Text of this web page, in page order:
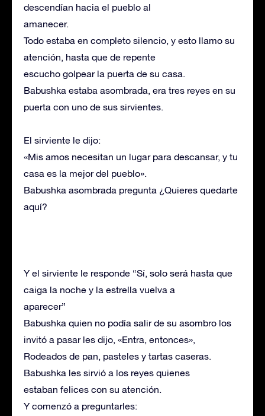
descendían hacia el pueblo al
amanecer.
Todo estaba en completo silencio, y esto llamo su
atención, hasta que de repente
escucho golpear la puerta de su casa.
Babushka estaba asombrada, era tres reyes en su
puerta con uno de sus sirvientes.
El sirviente le dijo:
«Mis amos necesitan un lugar para descansar, y tu
casa es la mejor del pueblo».
Babushka asombrada pregunta ¿Quieres quedarte
aquí?
Y el sirviente le responde “Sí, solo será hasta que
caiga la noche y la estrella vuelva a
aparecer”
Babushka quien no podía salir de su asombro los
invitó a pasar les dijo, «Entra, entonces»,
Rodeados de pan, pasteles y tartas caseras.
Babushka les sirvió a los reyes quienes
estaban felices con su atención.
Y comenzó a preguntarles: